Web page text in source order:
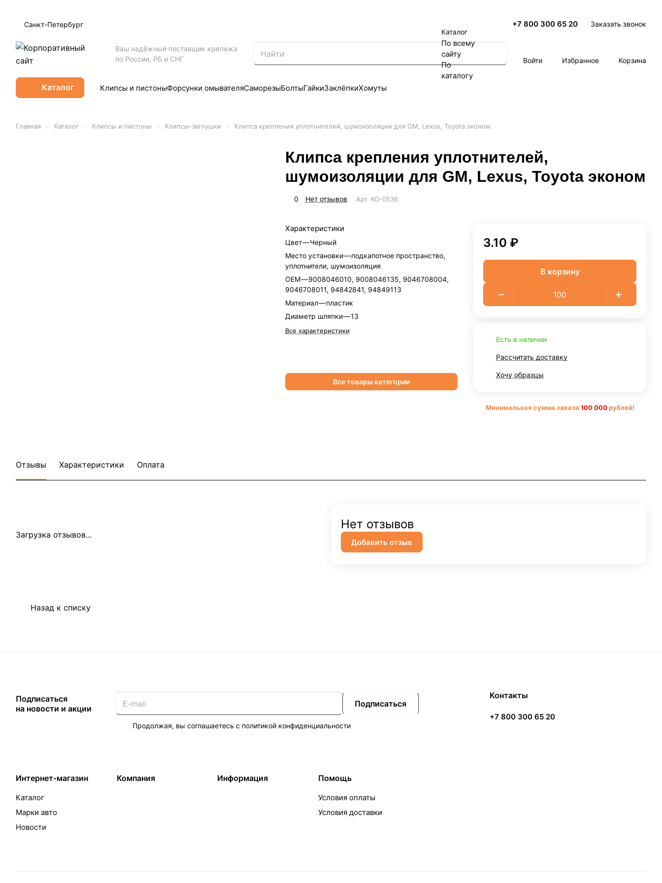
Санкт-Петербург +7 800 300 65 20 Заказать звонок
Ваш надёжный поставщик крепежа
по России, РБ и СНГ
Каталог
По всему
сайту
По
каталогу
Войти Избранное Корзина
Каталог Клипсы и пистоныФорсунки омывателяСаморезыБолтыГайкиЗаклёпкиХомуты
Главная Каталог Клипсы и пистоны Клипсы-заглушки Клипса крепления уплотнителей, шумоизоляции для GM, Lexus, Toyota эконом
Клипса крепления уплотнителей,
шумоизоляции для GM, Lexus, Toyota эконом
0 Нет отзывов Арт. KD-0536
Характеристики
Цвет—Черный
Место установки—подкапотное пространство,
уплотнители, шумоизоляция
OEM—9008046010, 9008046135, 9046708004,
9046708011, 94842841, 94849113
Материал—пластик
Диаметр шляпки—13
Все характеристики
Все товары категории
3.10 ₽
В корзину
Есть в наличии
Рассчитать доставку
Хочу образцы
Минимальная сумма заказа 100 000рублей!
Отзывы Характеристики Оплата
Загрузка отзывов...
Нет отзывов
Добавить отзыв
Назад к списку
Подписаться
на новости и акции
Подписаться
Продолжая, вы соглашаетесь с политикой конфиденциальности
Интернет-магазин
Каталог
Марки авто
Новости
Компания Информация Помощь
Условия оплаты
Условия доставки
Контакты
+7 800 300 65 20